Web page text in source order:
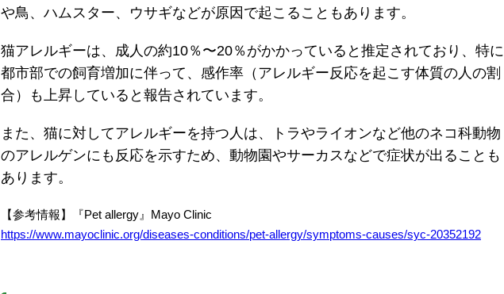
や鳥、ハムスター、ウサギなどが原因で起こることもあります。
猫アレルギーは、成人の約10％〜20％がかかっていると推定されており、特に
都市部での飼育増加に伴って、感作率（アレルギー反応を起こす体質の人の割
合）も上昇していると報告されています。
また、猫に対してアレルギーを持つ人は、トラやライオンなど他のネコ科動物
のアレルゲンにも反応を示すため、動物園やサーカスなどで症状が出ることも
あります。
【参考情報】『Pet allergy』Mayo Clinic
https://www.mayoclinic.org/diseases-conditions/pet-allergy/symptoms-causes/syc-20352192